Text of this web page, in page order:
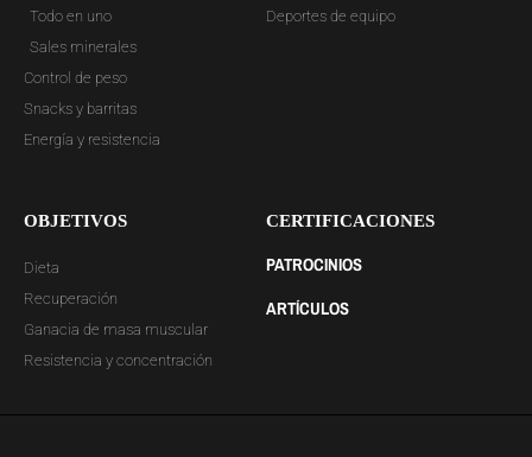
Todo en uno
Sales minerales
Control de peso
Snacks y barritas
Energía y resistencia
Deportes de equipo
OBJETIVOS
Dieta
Recuperación
Ganacia de masa muscular
Resistencia y concentración
CERTIFICACIONES
PATROCINIOS
ARTÍCULOS